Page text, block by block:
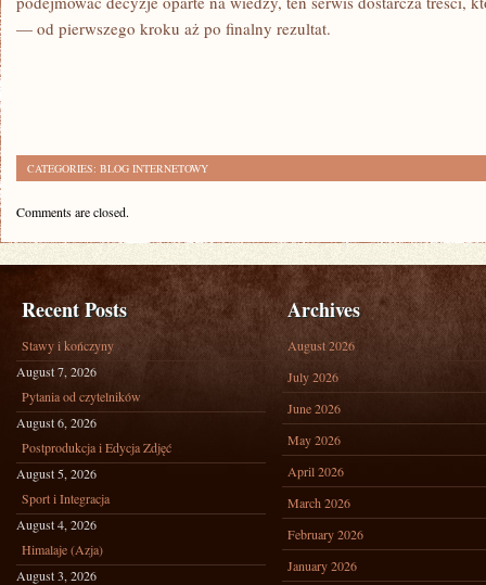
— od pierwszego kroku aż po finalny rezultat.
CATEGORIES: BLOG INTERNETOWY
Comments are closed.
Recent Posts
Stawy i kończyny
August 7, 2026
Pytania od czytelników
August 6, 2026
Postprodukcja i Edycja Zdjęć
August 5, 2026
Sport i Integracja
August 4, 2026
Himalaje (Azja)
August 3, 2026
Archives
August 2026
July 2026
June 2026
May 2026
April 2026
March 2026
February 2026
January 2026